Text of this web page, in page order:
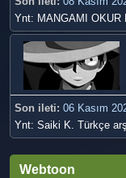
Ynt: MANGAMI OKUR
Son ileti: 06 Kasım
Ynt: Saiki K. Türkçe
Webtoon